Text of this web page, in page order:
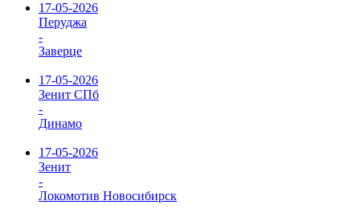
17-05-2026
Перуджа
-
Заверце
17-05-2026
Зенит СПб
-
Динамо
17-05-2026
Зенит
-
Локомотив Новосибирск